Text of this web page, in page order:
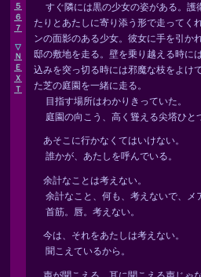
５
６
７
▽
Ｎ
Ｅ
Ｘ
Ｔ
すぐ隣には黒の少女の姿がある。護
たりとあたしに寄り添う形で走ってく
ンの面影のある少女。彼女に手を引か
邸の敷地を走る。壁を乗り越える時に
込みを突っ切る時には邪魔な枝をよけ
た芝の庭園を一緒に走る。
目指す場所はわかりきっていた。
庭園の向こう、高く聳える尖塔ひと
あそこに行かなくてはいけない。
誰かが、あたしを呼んでいる。
余計なことは考えない。
余計なこと、何も、考えないで、メ
首筋。唇。考えない。
今は、それをあたしは考えない。
聞こえているから。